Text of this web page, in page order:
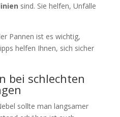
sind. Sie helfen, Unfälle
Pannen ist es wichtig,
helfen Ihnen, sich sicher
bei schlechten
sollte man langsamer